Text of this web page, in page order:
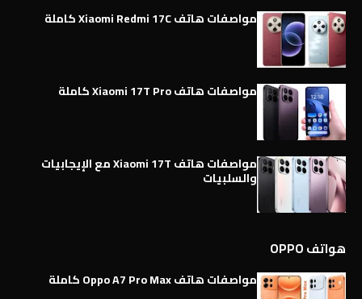
مواصفات هاتف Xiaomi Redmi 17C كاملة
مواصفات هاتف Xiaomi 17T Pro كاملة
مواصفات هاتف Xiaomi 17T مع الإيجابيات
والسلبيات
هواتف OPPO
مواصفات هاتف Oppo A7 Pro Max كاملة